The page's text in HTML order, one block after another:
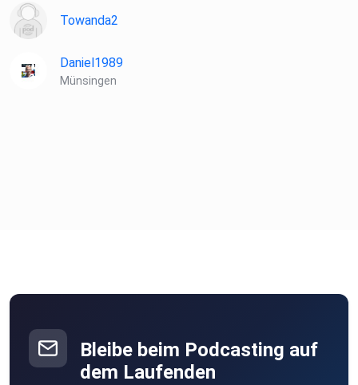
Towanda2
Daniel1989
Münsingen
Bleibe beim Podcasting auf
dem Laufenden